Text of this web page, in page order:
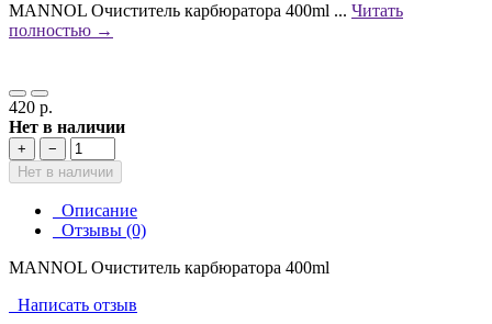
MANNOL Очиститель карбюратора 400ml ... Читать
полностью →
420 р.
Нет в наличии
+
−
Нет в наличии
Описание
Отзывы (0)
MANNOL Очиститель карбюратора 400ml
Написать отзыв